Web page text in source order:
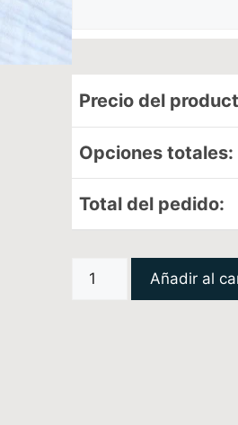
Precio del
Opciones totales:
Total del pedido:
Añadir al